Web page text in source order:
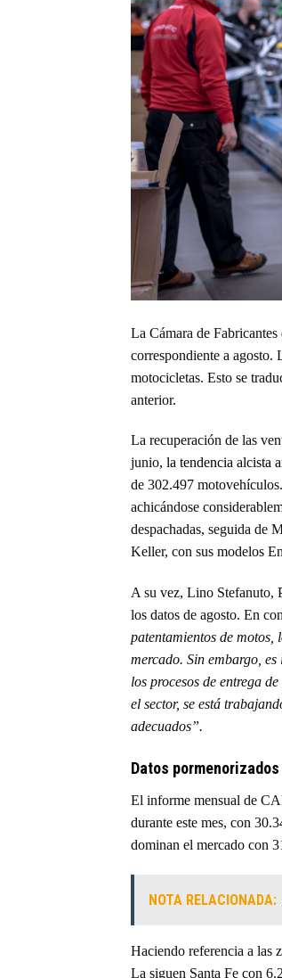
La Cámara de
correspondiente a
motocicletas. Esto se
anterior.
La recuperación de las
junio, la tendencia alcista
de 302.497
achicándose
despachadas, seguida de
Keller, con sus modelos
A su vez, Lino Stefanuto,
los datos de agosto. En
patentamientos de
mercado. Sin embargo,
los procesos de entrega
el sector, se está
adecuados”.
Datos pormenorizados
El informe mensual de
durante este mes, con
dominan el mercado con
NOTA RELACIONADA:
Haciendo referencia a las
La siguen Santa Fe con